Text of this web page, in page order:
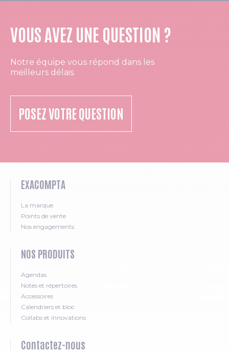
VOUS AVEZ UNE QUESTION ?
Notre équipe vous répond dans les
meilleurs délais.
POSEZ VOTRE QUESTION
EXACOMPTA
La marque
Points de vente
Nos engagements
NOS PRODUITS
Agendas
Notes et répertoires
Accessoires
Calendriers et bloc
Collabs et innovations
Contactez-nous